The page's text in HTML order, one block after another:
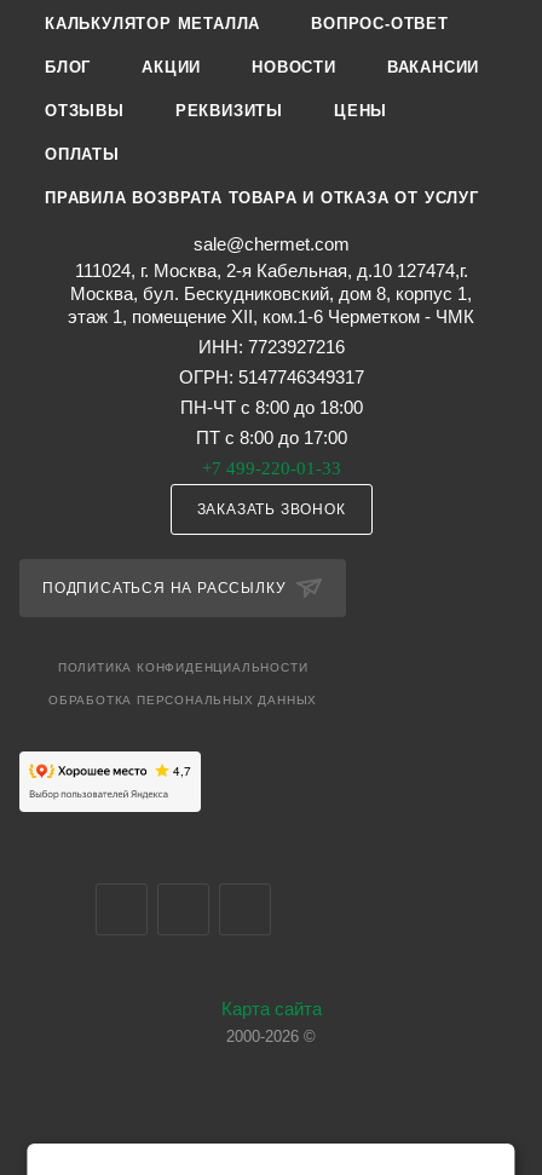
КАЛЬКУЛЯТОР МЕТАЛЛА ВОПРОС-ОТВЕТ
БЛОГ АКЦИИ НОВОСТИ ВАКАНСИИ
ОТЗЫВЫ РЕКВИЗИТЫ ЦЕНЫ
ОПЛАТЫ
ПРАВИЛА ВОЗВРАТА ТОВАРА И ОТКАЗА ОТ УСЛУГ
sale@chermet.com
111024, г. Москва, 2-я Кабельная, д.10 127474,г.
Москва, бул. Бескудниковский, дом 8, корпус 1,
этаж 1, помещение XII, ком.1-6 Черметком - ЧМК
ИНН: 7723927216
ОГРН: 5147746349317
ПН-ЧТ с 8:00 до 18:00
ПТ с 8:00 до 17:00
+7 499-220-01-33
ЗАКАЗАТЬ ЗВОНОК
ПОДПИСАТЬСЯ НА РАССЫЛКУ
ПОЛИТИКА КОНФИДЕНЦИАЛЬНОСТИ
ОБРАБОТКА ПЕРСОНАЛЬНЫХ ДАННЫХ
Карта сайта
2000-2026 ©